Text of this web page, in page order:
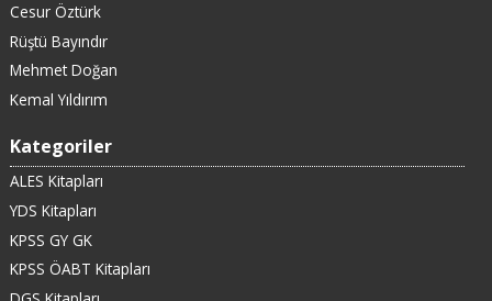
Cesur Öztürk
Rüştü Bayındır
Mehmet Doğan
Kemal Yıldırım
Kategoriler
ALES Kitapları
YDS Kitapları
KPSS GY GK
KPSS ÖABT Kitapları